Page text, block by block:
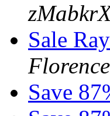
Sale
Florence
Save